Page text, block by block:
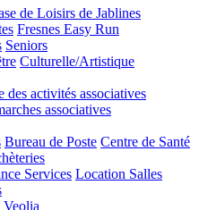
de Loisirs de Jablines
Fresnes Easy Run
Seniors
Culturelle/Artistique
des activités associatives
associatives
Bureau de Poste Centre de Santé
Services Location Salles
Veolia